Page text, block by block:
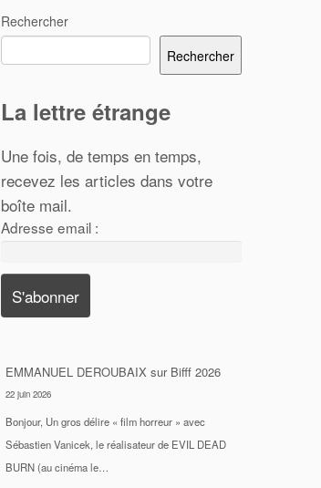
Rechercher
Rechercher
La lettre étrange
Une fois, de temps en temps,
recevez les articles dans votre
boîte mail.
Adresse email :
EMMANUEL DEROUBAIX sur Bifff 2026
22 juin 2026
Bonjour, Un gros délire « film horreur » avec
Sébastien Vanicek, le réalisateur de EVIL DEAD
BURN (au cinéma le…